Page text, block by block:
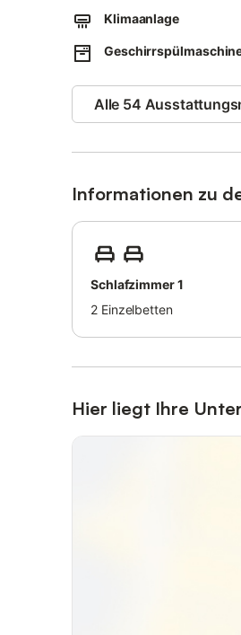
Diese Unterkunft verfügt
Klimaanlage
Alle 54
Informationen zu
Schlafzimmer 1
2 Einzelbetten
Hier liegt Ihre